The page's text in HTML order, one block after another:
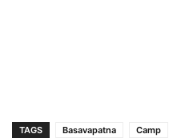
TAGS Basavapatna Camp